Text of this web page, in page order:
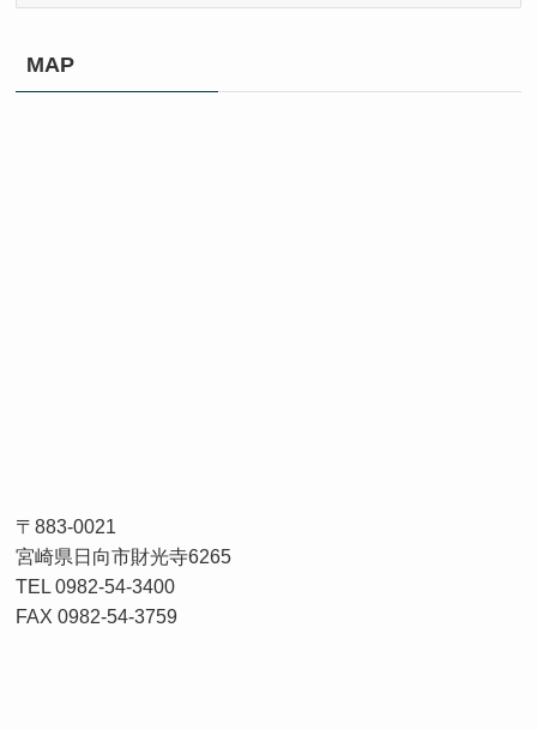
イ
ブ
MAP
〒883-0021
宮崎県日向市財光寺6265
TEL 0982-54-3400
FAX 0982-54-3759